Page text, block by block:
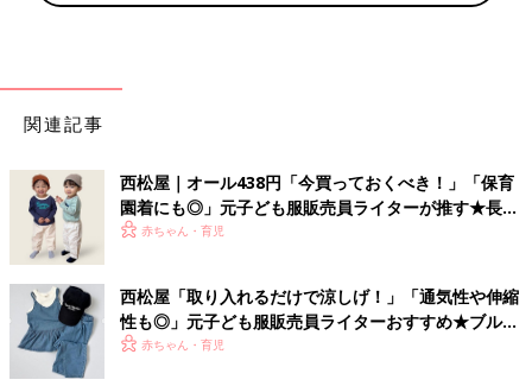
関連記事
西松屋｜オール438円「今買っておくべき！」「保育
園着にも◎」元子ども服販売員ライターが推す★長袖
Tシャツ5選
赤ちゃん・育児
西松屋「取り入れるだけで涼しげ！」「通気性や伸縮
性も◎」元子ども服販売員ライターおすすめ★ブルー
アイテム5選
赤ちゃん・育児